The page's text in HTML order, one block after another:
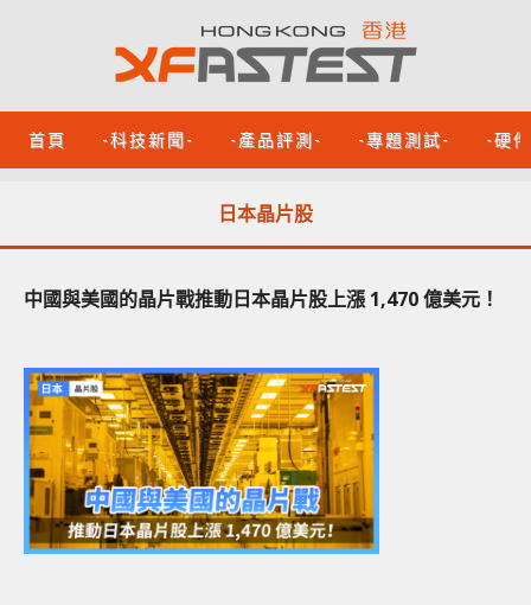
首頁 -科技新聞- -產品評測- -專題測試- -硬
日本晶片股
中國與美國的晶片戰推動日本晶片股上漲 1,470 億美元！